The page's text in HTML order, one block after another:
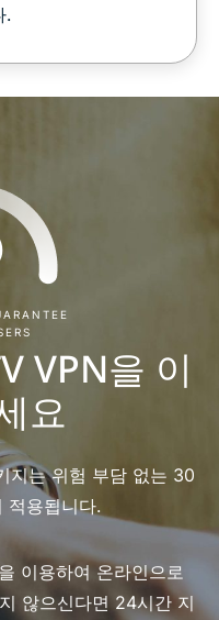
.
VPN을 이
요
지는 위험 부담 없는 30
적용됩니다.
이용하여 온라인으로
않으신다면 24시간 지